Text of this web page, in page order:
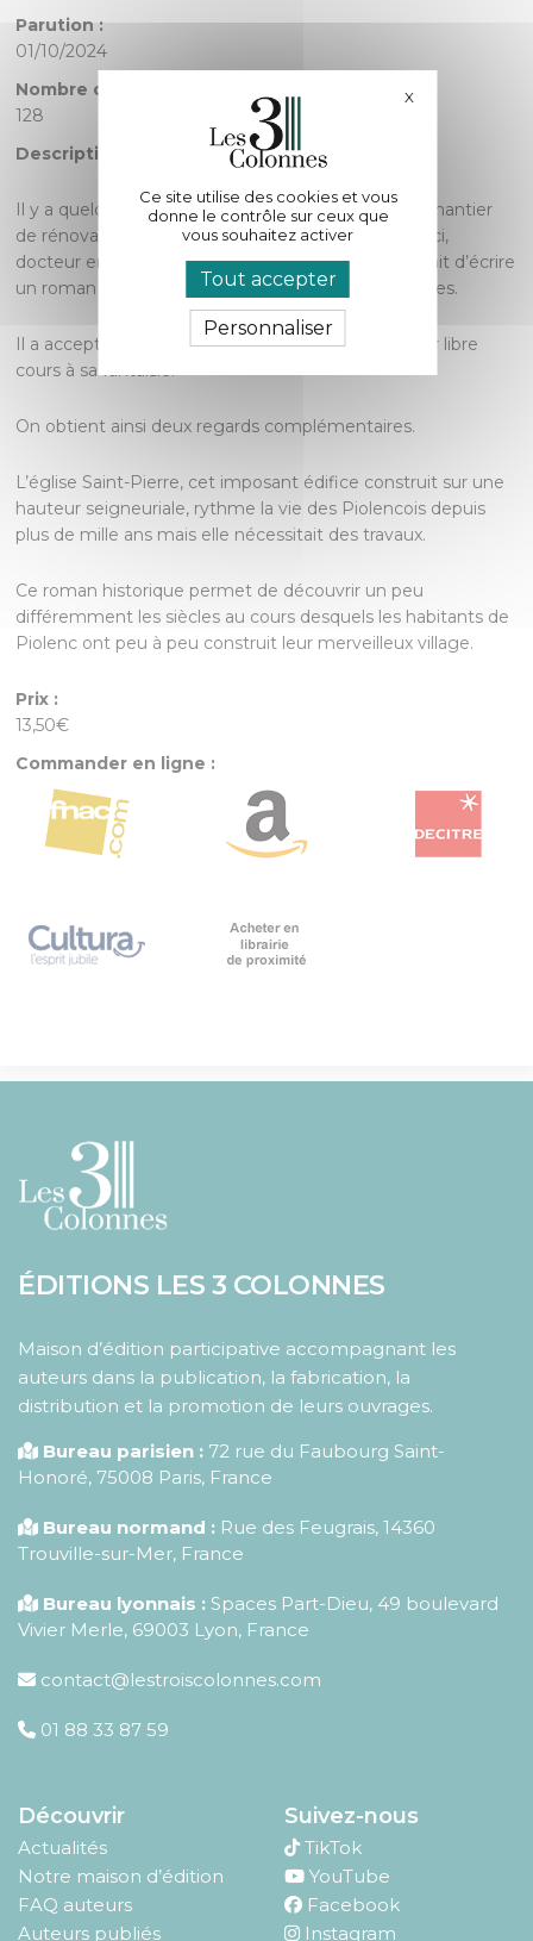
Parution :
01/10/2024
Nombre de pages :
128
Description :
Il y a quelques années, l’auteur a rencontré sur le chantier
de rénovation de l’église Saint-Pierre Roland Roticci,
docteur en histoire, qui lui a demandé s’il accepterait d’écrire
un roman qui donne envie d’en explorer les richesses.
Il a accepté avec plaisir, sachant qu’il pourrait laisser libre
cours à sa fantaisie.
On obtient ainsi deux regards complémentaires.
L’église Saint-Pierre, cet imposant édifice construit sur une
hauteur seigneuriale, rythme la vie des Piolencois depuis
plus de mille ans mais elle nécessitait des travaux.
Ce roman historique permet de découvrir un peu
différemment les siècles au cours desquels les habitants de
Piolenc ont peu à peu construit leur merveilleux village.
Prix :
13,50€
Commander en ligne :
ÉDITIONS LES 3 COLONNES
Maison d’édition participative accompagnant les
auteurs dans la publication, la fabrication, la
distribution et la promotion de leurs ouvrages.
Bureau parisien : 72 rue du Faubourg Saint-
Honoré, 75008 Paris, France
Bureau normand : Rue des Feugrais, 14360
Trouville-sur-Mer, France
Bureau lyonnais : Spaces Part-Dieu, 49 boulevard
Vivier Merle, 69003 Lyon, France
contact@lestroiscolonnes.com
01 88 33 87 59
Découvrir
Actualités
Notre maison d’édition
FAQ auteurs
Auteurs publiés
Suivez-nous
TikTok
YouTube
Facebook
Instagram
Ce site utilise des cookies et vous
donne le contrôle sur ceux que
vous souhaitez activer
Tout accepter
Personnaliser
XMasquer le